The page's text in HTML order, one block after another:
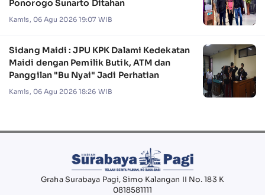
Ponorogo Sunarto Ditahan
Kamis, 06 Agu 2026 19:07 WIB
Sidang Maidi : JPU KPK Dalami Kedekatan
Maidi dengan Pemilik Butik, ATM dan
Panggilan "Bu Nyai" Jadi Perhatian
Kamis, 06 Agu 2026 18:26 WIB
Graha Surabaya Pagi, Simo Kalangan II No. 183 K
0818581111